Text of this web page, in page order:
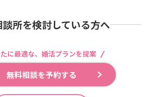
所を検討している方へ
に最適な、婚活プランを提案
無料相談を予約する